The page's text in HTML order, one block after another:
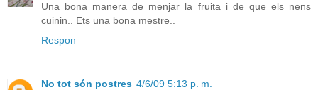
Una bona manera de menjar la fruita i de que els nens
cuinin.. Ets una bona mestre..
Respon
No tot són postres 4/6/09 5:13 p. m.